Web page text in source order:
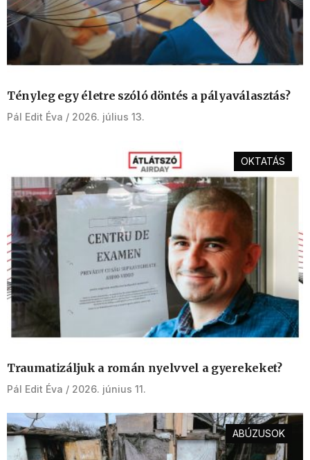
Tényleg egy életre szóló döntés a pályaválasztás?
Pál Edit Éva 2026. július 13.
OKTATÁS
Traumatizáljuk a román nyelvvel a gyerekeket?
Pál Edit Éva 2026. június 11.
ABÚZUSOK